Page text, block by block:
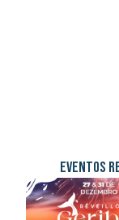
EVENTOS